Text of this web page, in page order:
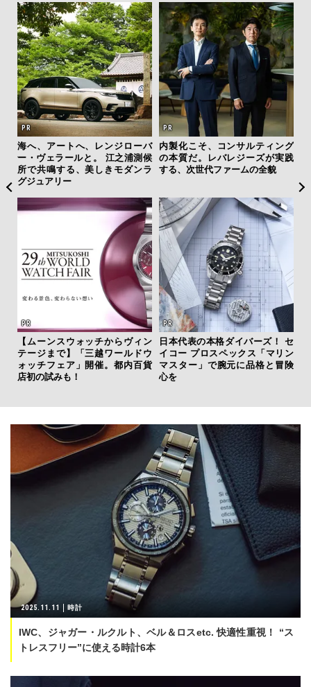
海へ、アートへ、レンジローバ
ー・ヴェラールと。 江之浦測候
所で共鳴する、美しきモダンラ
グジュアリー
内製化こそ、コンサルティング
の本質だ。レバレジーズが実践
する、次世代ファームの全貌
【ムーンスウォッチからヴィン
テージまで】「三越ワールドウ
ォッチフェア」開催。都内百貨
店初の試みも！
日本代表の本格ダイバーズ！ セ
イコー プロスペックス「マリン
マスター」で腕元に品格と冒険
心を
y
2025.11.11 時計
IWC、ジャガー・ルクルト、ベル＆ロスetc. 快適性重視！ “ス
トレスフリー”に使える時計6本